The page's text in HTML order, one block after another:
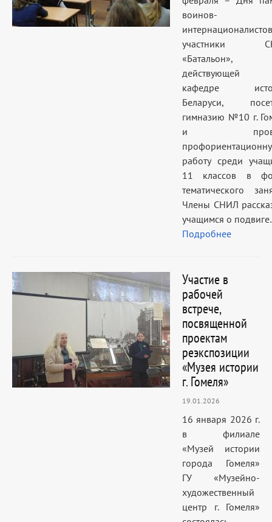
воинов-
участники
«Батальон»,
действующей
кафедре
Беларуси,
гимназию №10 г.
и
работу среди
11 классов в
тематического
Члены СНИЛ
учащимся о
Подробнее
Участие в
рабочей
встрече,
посвященной
проектам
реэкспозиции
«Музея истории
г. Гомеля»
19.01.2026
16 января 2026 г.
в филиале
«Музей истории
города Гомеля»
ГУ «Музейно-
художественный
центр г. Гомеля»